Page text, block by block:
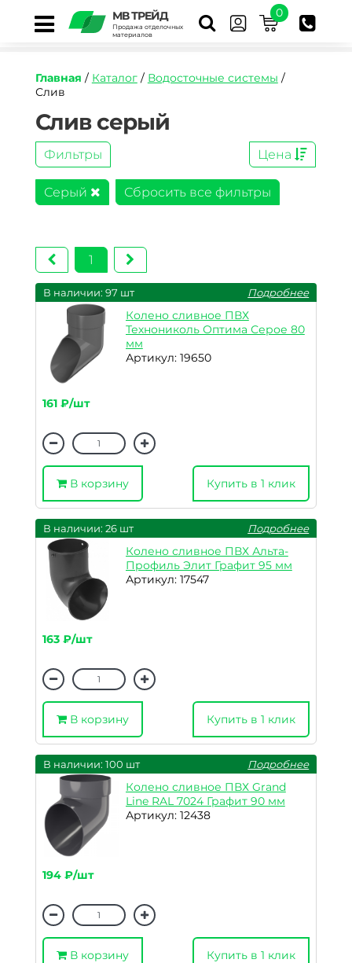
МВ ТРЕЙД
Продажа отделочных
материалов
0
Главная / Каталог/ Водосточные системы /
Слив
Слив серый
Фильтры Цена
Серый Сбросить все фильтры
1
В наличии: 97 шт Подробнее
Колено сливное ПВХ
Технониколь Оптима Серое 80
мм
Артикул: 19650
161 ₽/шт
В корзину Купить в 1 клик
В наличии: 26 шт Подробнее
Колено сливное ПВХ Альта-
Профиль Элит Графит 95 мм
Артикул: 17547
163 ₽/шт
В корзину Купить в 1 клик
В наличии: 100 шт Подробнее
Колено сливное ПВХ Grand
Line RAL 7024 Графит 90 мм
Артикул: 12438
194 ₽/шт
В корзину Купить в 1 клик